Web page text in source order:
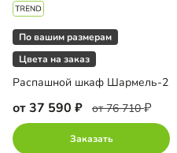
По вашим размерам
Цвета на заказ
Распашной шкаф Шармель-2
от 37 590 от 76 710
Заказать